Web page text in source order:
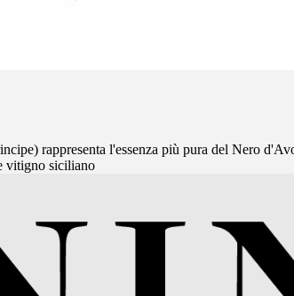
rappresenta l'essenza più pura del Nero
vitigno siciliano